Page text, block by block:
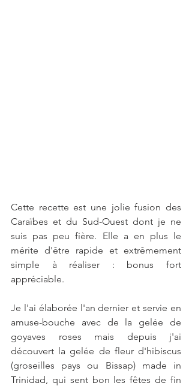
Cette recette est une jolie fusion des
Caraïbes et du Sud-Ouest dont je ne
suis pas peu fière. Elle a en plus le
mérite d'être rapide et extrêmement
simple à réaliser : bonus fort
appréciable.
Je l'ai élaborée l'an dernier et servie en
amuse-bouche avec de la gelée de
goyaves roses mais depuis j'ai
découvert la gelée de fleur d'hibiscus
(groseilles pays ou Bissap) made in
Trinidad, qui sent bon les fêtes de fin